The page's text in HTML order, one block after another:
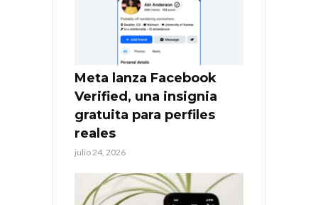
Meta lanza Facebook
Verified, una insignia
gratuita para perfiles
reales
julio 24, 2026